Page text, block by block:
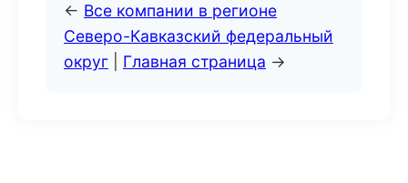
← Все компании в регионе
Северо-Кавказский федеральный
округ
Главная страница →